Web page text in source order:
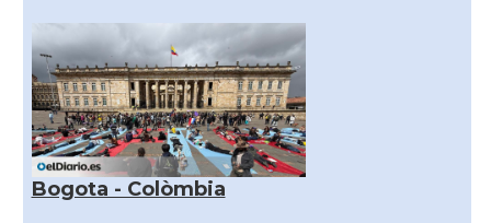
Bogota - Colòmbia